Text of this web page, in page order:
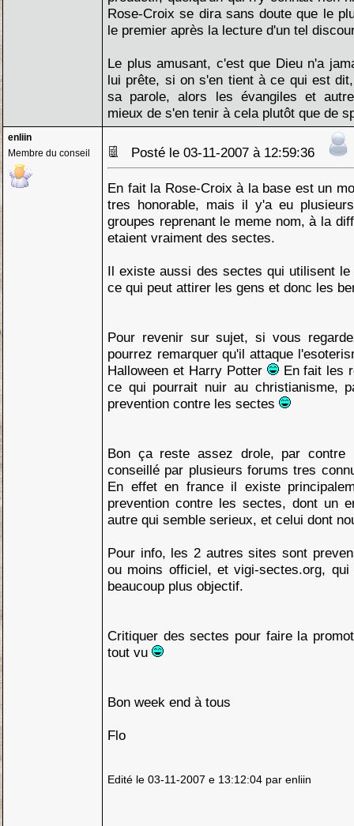
Rose-Croix se dira sans doute que le
le premier après la lecture d'un tel
Le plus amusant, c'est que Dieu n'a
lui prête, si on s'en tient à ce qui est
sa parole, alors les évangiles et
mieux de s'en tenir à cela plutôt que de
enliin
Membre du conseil
Posté le 03-11-2007 à 12:59:36
En fait la Rose-Croix à la base est un
tres honorable, mais il y'a eu
groupes reprenant le meme nom, à la
etaient vraiment des sectes.
Il existe aussi des sectes qui utilisent
ce qui peut attirer les gens et donc les
Pour revenir sur sujet, si vous
pourrez remarquer qu'il attaque
Halloween et Harry Potter
En fait les
ce qui pourrait nuir au christianisme,
prevention contre les sectes
Bon ça reste assez drole, par
conseillé par plusieurs forums tres
En effet en france il existe
prevention contre les sectes, dont un
autre qui semble serieux, et celui dont
Pour info, les 2 autres sites sont
ou moins officiel, et vigi-sectes.org,
beaucoup plus objectif.
Critiquer des sectes pour faire la
tout vu
Bon week end à tous
Flo
Edité le 03-11-2007 e 13:12:04 par enliin